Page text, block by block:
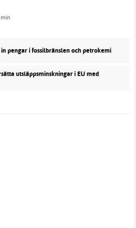
pengar i fossilbränslen och petrokemi
utsläppsminskningar i EU med